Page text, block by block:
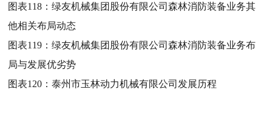
图表118：绿友机械集团股份有限公司森林消防装备业务其
他相关布局动态
图表119：绿友机械集团股份有限公司森林消防装备业务布
局与发展优劣势
图表120：泰州市玉林动力机械有限公司发展历程